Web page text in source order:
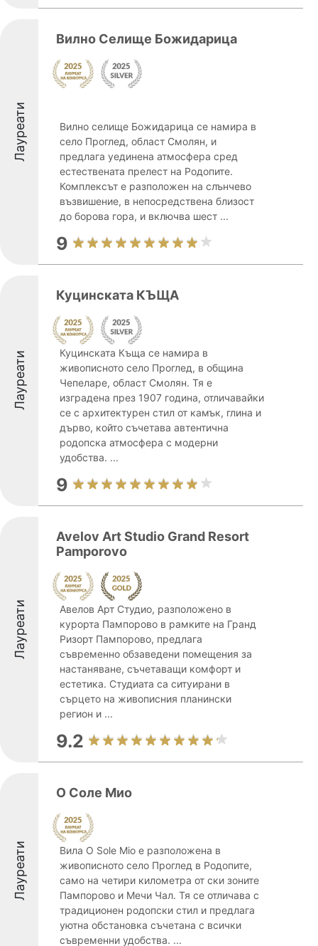
Лауреати
Вилно Селище Божидарица
Вилно селище Божидарица се намира в
село Проглед, област Смолян, и
предлага уединена атмосфера сред
естествената прелест на Родопите.
Комплексът е разположен на слънчево
възвишение, в непосредствена близост
до борова гора, и включва шест ...
9
Лауреати
Куцинската КЪЩА
Куцинската Къща се намира в
живописното село Проглед, в община
Чепеларе, област Смолян. Тя е
изградена през 1907 година, отличавайки
се с архитектурен стил от камък, глина и
дърво, който съчетава автентична
родопска атмосфера с модерни
удобства. ...
9
Лауреати
Avelov Art Studio Grand Resort
Pamporovo
Авелов Арт Студио, разположено в
курорта Пампорово в рамките на Гранд
Ризорт Пампорово, предлага
съвременно обзаведени помещения за
настаняване, съчетаващи комфорт и
естетика. Студиата са ситуирани в
сърцето на живописния планински
регион и ...
9.2
Лауреати
О Соле Мио
Вила O Sole Mio е разположена в
живописното село Проглед в Родопите,
само на четири километра от ски зоните
Пампорово и Мечи Чал. Тя се отличава с
традиционен родопски стил и предлага
уютна обстановка съчетана с всички
съвременни удобства. ...